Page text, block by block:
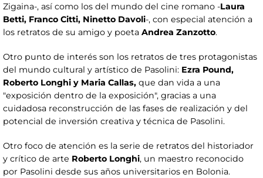
Zigaina-, así como los del mundo del cine romano -Laura
Betti, Franco Citti, Ninetto Davoli-, con especial atención a
los retratos de su amigo y poeta Andrea Zanzotto.
Otro punto de interés son los retratos de tres protagonistas
del mundo cultural y artístico de Pasolini: Ezra Pound,
Roberto Longhi y Maria Callas, que dan vida a una
"exposición dentro de la exposición", gracias a una
cuidadosa reconstrucción de las fases de realización y del
potencial de inversión creativa y técnica de Pasolini.
Otro foco de atención es la serie de retratos del historiador
y crítico de arte Roberto Longhi, un maestro reconocido
por Pasolini desde sus años universitarios en Bolonia.